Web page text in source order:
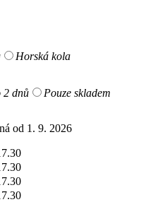
Horská kola
2 dnů Pouze skladem
od 1. 9. 2026